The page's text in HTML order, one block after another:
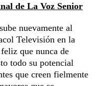
de La Voz Senior
nuevamente al
Televisión en la
que nunca de
todo su potencial
que creen fielmente